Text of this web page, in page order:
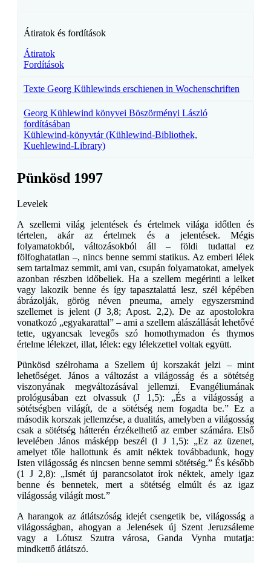
Átiratok és fordítások
Átiratok
Fordítások
Texte Georg Kühlewinds erschienen in Wochenschriften
Georg Kühlewind könyvei Böszörményi László
fordításában
Kühlewind-könyvtár (Kühlewind-Bibliothek,
Kuehlewind-Library)
Pünkösd 1997
Levelek
A szellemi világ jelentések és értelmek világa időtlen és
tértelen, akár az értelmek és a jelentések. Mégis
folyamatokból, változásokból áll – földi tudattal ez
fölfoghatatlan –, nincs benne semmi statikus. Az emberi lélek
sem tartalmaz semmit, ami van, csupán folyamatokat, amelyek
azonban részben időbeliek. Ha a szellem megérinti a lelket
vagy lakozik benne és így tapasztalattá lesz, szél képében
ábrázolják, görög néven pneuma, amely egyszersmind
szellemet is jelent (J 3,8; Apost. 2,2). De az apostolokra
vonatkozó „egyakarattal” – ami a szellem alászállását lehetővé
tette, ugyancsak levegős szó homothymadon és thymos
értelme lélekzet, illat, lélek: egy lélekzettel voltak együtt.
Pünkösd szélrohama a Szellem új korszakát jelzi – mint
lehetőséget. János a változást a világosság és a sötétség
viszonyának megváltozásával jellemzi. Evangéliumának
prológusában ezt olvassuk (J 1,5): „És a világosság a
sötétségben világít, de a sötétség nem fogadta be.” Ez a
második korszak jellemzése, a dualitás, amelyben a világosság
csak a sötétség hátterén érzékelhető az ember számára. Első
levelében János másképp beszél (l J 1,5): „Ez az üzenet,
amelyet tőle hallottunk és amit néktek továbbadunk, hogy
Isten világosság és nincsen benne semmi sötétség.” És később
(1 J 2,8): „Ismét új parancsolatot írok néktek, amely igaz
benne és bennetek, mert a sötétség elmúlt és az igaz
világosság világít most.”
A harangok az átlátszóság idejét csengetik be, világosság a
világosságban, ahogyan a Jelenések új Szent Jeruzsáleme
vagy a Lótusz Szutra városa, Ganda Vynha mutatja:
mindkettő átlátszó.